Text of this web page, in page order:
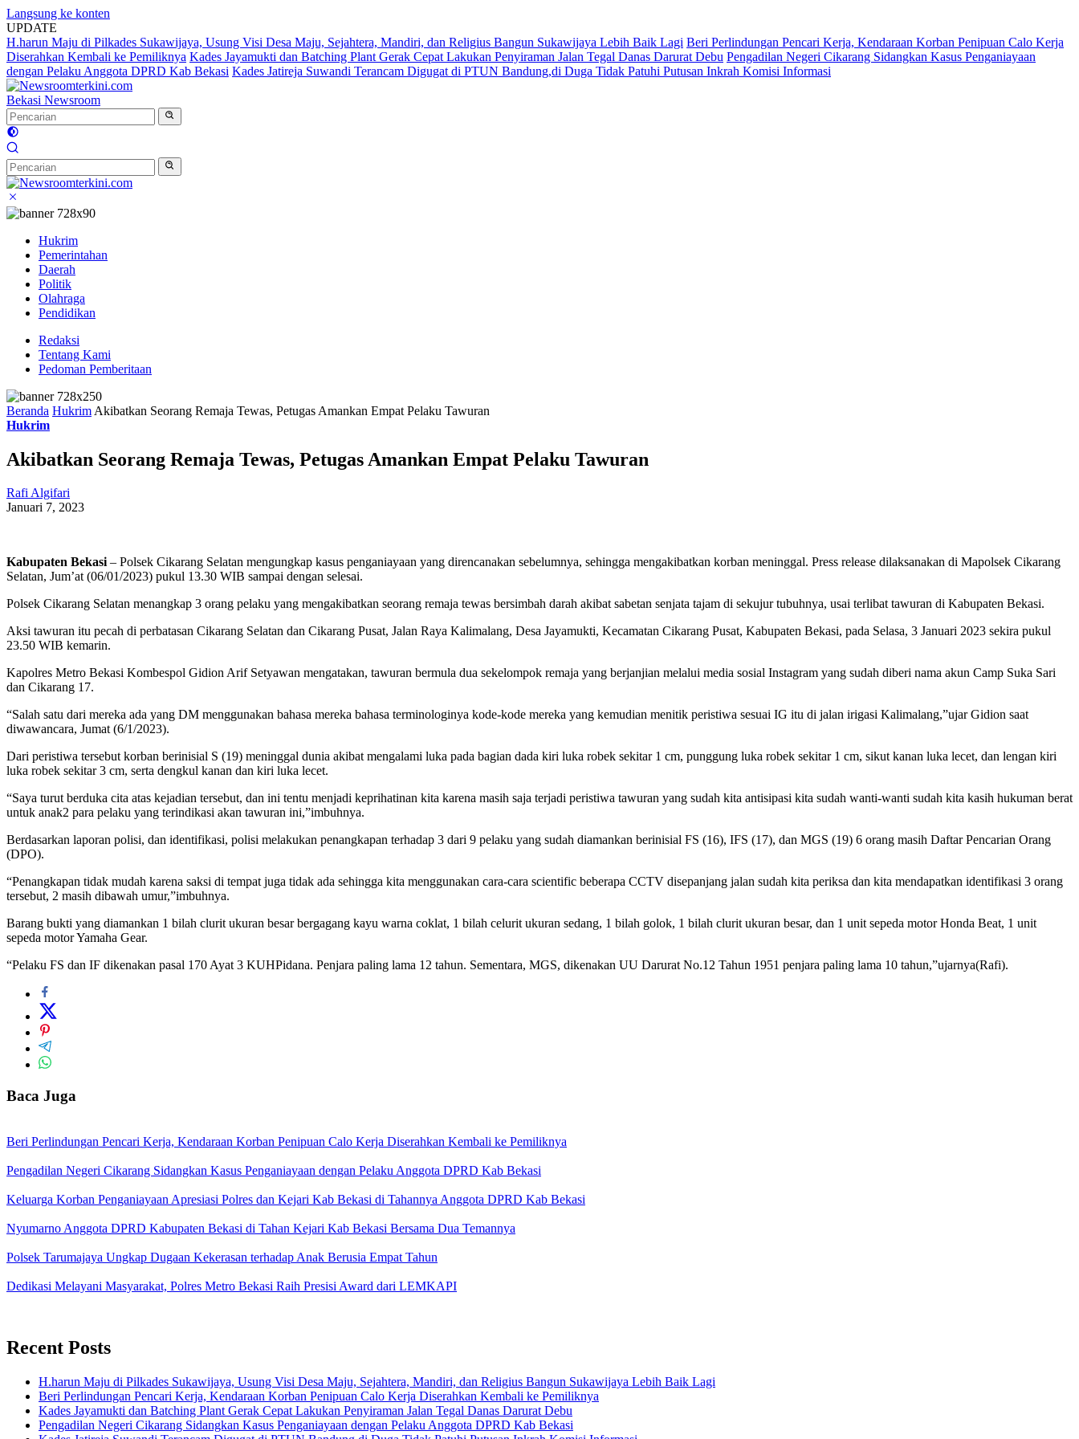
Langsung ke konten
UPDATE
H.harun Maju di Pilkades Sukawijaya, Usung Visi Desa Maju, Sejahtera, Mandiri, dan Religius Bangun Sukawijaya Lebih Baik Lagi Beri Perlindungan Pencari Kerja, Kendaraan Korban Penipuan Calo Kerja
Diserahkan Kembali ke Pemiliknya Kades Jayamukti dan Batching Plant Gerak Cepat Lakukan Penyiraman Jalan Tegal Danas Darurat Debu Pengadilan Negeri Cikarang Sidangkan Kasus Penganiayaan
dengan Pelaku Anggota DPRD Kab Bekasi Kades Jatireja Suwandi Terancam Digugat di PTUN Bandung,di Duga Tidak Patuhi Putusan Inkrah Komisi Informasi
Bekasi Newsroom
Hukrim
Pemerintahan
Daerah
Politik
Olahraga
Pendidikan
Redaksi
Tentang Kami
Pedoman Pemberitaan
Beranda Hukrim Akibatkan Seorang Remaja Tewas, Petugas Amankan Empat Pelaku Tawuran
Hukrim
Akibatkan Seorang Remaja Tewas, Petugas Amankan Empat Pelaku Tawuran
Rafi Algifari
Januari 7, 2023
Kabupaten Bekasi– Polsek Cikarang Selatan mengungkap kasus penganiayaan yang direncanakan sebelumnya, sehingga mengakibatkan korban meninggal. Press release dilaksanakan di Mapolsek Cikarang
Selatan, Jum’at (06/01/2023) pukul 13.30 WIB sampai dengan selesai.
Polsek Cikarang Selatan menangkap 3 orang pelaku yang mengakibatkan seorang remaja tewas bersimbah darah akibat sabetan senjata tajam di sekujur tubuhnya, usai terlibat tawuran di Kabupaten Bekasi.
Aksi tawuran itu pecah di perbatasan Cikarang Selatan dan Cikarang Pusat, Jalan Raya Kalimalang, Desa Jayamukti, Kecamatan Cikarang Pusat, Kabupaten Bekasi, pada Selasa, 3 Januari 2023 sekira pukul
23.50 WIB kemarin.
Kapolres Metro Bekasi Kombespol Gidion Arif Setyawan mengatakan, tawuran bermula dua sekelompok remaja yang berjanjian melalui media sosial Instagram yang sudah diberi nama akun Camp Suka Sari
dan Cikarang 17.
“Salah satu dari mereka ada yang DM menggunakan bahasa mereka bahasa terminologinya kode-kode mereka yang kemudian menitik peristiwa sesuai IG itu di jalan irigasi Kalimalang,”ujar Gidion saat
diwawancara, Jumat (6/1/2023).
Dari peristiwa tersebut korban berinisial S (19) meninggal dunia akibat mengalami luka pada bagian dada kiri luka robek sekitar 1 cm, punggung luka robek sekitar 1 cm, sikut kanan luka lecet, dan lengan kiri
luka robek sekitar 3 cm, serta dengkul kanan dan kiri luka lecet.
“Saya turut berduka cita atas kejadian tersebut, dan ini tentu menjadi keprihatinan kita karena masih saja terjadi peristiwa tawuran yang sudah kita antisipasi kita sudah wanti-wanti sudah kita kasih hukuman berat
untuk anak2 para pelaku yang terindikasi akan tawuran ini,”imbuhnya.
Berdasarkan laporan polisi, dan identifikasi, polisi melakukan penangkapan terhadap 3 dari 9 pelaku yang sudah diamankan berinisial FS (16), IFS (17), dan MGS (19) 6 orang masih Daftar Pencarian Orang
(DPO).
“Penangkapan tidak mudah karena saksi di tempat juga tidak ada sehingga kita menggunakan cara-cara scientific beberapa CCTV disepanjang jalan sudah kita periksa dan kita mendapatkan identifikasi 3 orang
tersebut, 2 masih dibawah umur,”imbuhnya.
Barang bukti yang diamankan 1 bilah clurit ukuran besar bergagang kayu warna coklat, 1 bilah celurit ukuran sedang, 1 bilah golok, 1 bilah clurit ukuran besar, dan 1 unit sepeda motor Honda Beat, 1 unit
sepeda motor Yamaha Gear.
“Pelaku FS dan IF dikenakan pasal 170 Ayat 3 KUHPidana. Penjara paling lama 12 tahun. Sementara, MGS, dikenakan UU Darurat No.12 Tahun 1951 penjara paling lama 10 tahun,”ujarnya(Rafi).
Baca Juga
Beri Perlindungan Pencari Kerja, Kendaraan Korban Penipuan Calo Kerja Diserahkan Kembali ke Pemiliknya
Pengadilan Negeri Cikarang Sidangkan Kasus Penganiayaan dengan Pelaku Anggota DPRD Kab Bekasi
Keluarga Korban Penganiayaan Apresiasi Polres dan Kejari Kab Bekasi di Tahannya Anggota DPRD Kab Bekasi
Nyumarno Anggota DPRD Kabupaten Bekasi di Tahan Kejari Kab Bekasi Bersama Dua Temannya
Polsek Tarumajaya Ungkap Dugaan Kekerasan terhadap Anak Berusia Empat Tahun
Dedikasi Melayani Masyarakat, Polres Metro Bekasi Raih Presisi Award dari LEMKAPI
Recent Posts
H.harun Maju di Pilkades Sukawijaya, Usung Visi Desa Maju, Sejahtera, Mandiri, dan Religius Bangun Sukawijaya Lebih Baik Lagi
Beri Perlindungan Pencari Kerja, Kendaraan Korban Penipuan Calo Kerja Diserahkan Kembali ke Pemiliknya
Kades Jayamukti dan Batching Plant Gerak Cepat Lakukan Penyiraman Jalan Tegal Danas Darurat Debu
Pengadilan Negeri Cikarang Sidangkan Kasus Penganiayaan dengan Pelaku Anggota DPRD Kab Bekasi